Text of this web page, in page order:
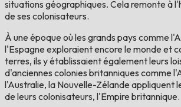
situations géographiques. Cela remonte à
de ses colonisateurs.
À une époque où les grands pays comme
l'Espagne exploraient encore le monde et
terres, ils y établissaient également leurs
d'anciennes colonies britanniques comme
l'Australie, la Nouvelle-Zélande appliquent
de leurs colonisateurs, l'Empire britannique.